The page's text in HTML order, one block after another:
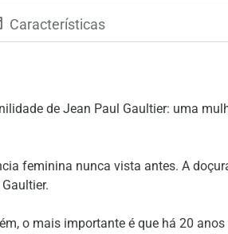
Características
de Jean Paul Gaultier: uma
feminina nunca vista antes. A
o mais importante é que há 20 anos